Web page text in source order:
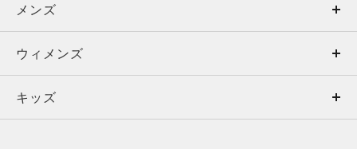
メンズ
ウィメンズ
キッズ
メンズ
トップス
ボトムス
ウィメンズ
トップス
キッズ